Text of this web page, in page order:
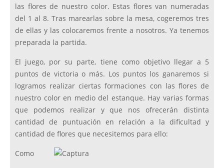
las flores de nuestro color. Estas flores van numeradas
del 1 al 8. Tras marearlas sobre la mesa, cogeremos tres
de ellas y las colocaremos frente a nosotros. Ya tenemos
preparada la partida.
El juego, por su parte, tiene como objetivo llegar a 5
puntos de victoria o más. Los puntos los ganaremos si
logramos realizar ciertas formaciones con las flores de
nuestro color en medio del estanque. Hay varias formas
que podemos realizar y que nos ofrecerán distinta
cantidad de puntuación en relación a la dificultad y
cantidad de flores que necesitemos para ello:
Como